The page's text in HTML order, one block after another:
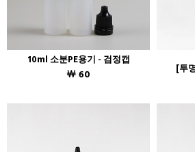
10ml 소분PE용기 - 검정캡
￦ 60 [투